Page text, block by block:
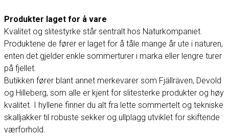
Produkter laget for å vare
Kvalitet og slitestyrke står sentralt hos Naturkompaniet.
Produktene de fører er laget for å tåle mange år ute i naturen,
enten det gjelder enkle sommerturer i marka eller lengre turer
på fjellet.
Butikken fører blant annet merkevarer som Fjällräven, Devold
og Hilleberg, som alle er kjent for slitesterke produkter og høy
kvalitet. I hyllene finner du alt fra lette sommertelt og tekniske
skalljakker til robuste sekker og ullplagg utviklet for skiftende
værforhold.